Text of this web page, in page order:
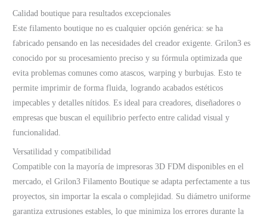
Calidad boutique para resultados excepcionales
Este filamento boutique no es cualquier opción genérica: se ha
fabricado pensando en las necesidades del creador exigente. Grilon3 es
conocido por su procesamiento preciso y su fórmula optimizada que
evita problemas comunes como atascos, warping y burbujas. Esto te
permite imprimir de forma fluida, logrando acabados estéticos
impecables y detalles nítidos. Es ideal para creadores, diseñadores o
empresas que buscan el equilibrio perfecto entre calidad visual y
funcionalidad.
Versatilidad y compatibilidad
Compatible con la mayoría de impresoras 3D FDM disponibles en el
mercado, el Grilon3 Filamento Boutique se adapta perfectamente a tus
proyectos, sin importar la escala o complejidad. Su diámetro uniforme
garantiza extrusiones estables, lo que minimiza los errores durante la